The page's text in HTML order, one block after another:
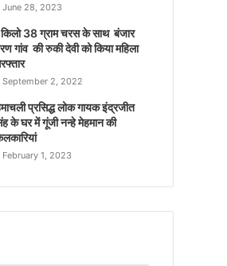
June 28, 2023
38 ग्राम चरस के साथ बंजार
गांव की रुकी देवी को किया महिला
September 2, 2022
प्रसिद्ध लोक गायक इंद्रजीत
के घर में गूंजी नन्हे मेहमान की
February 1, 2023